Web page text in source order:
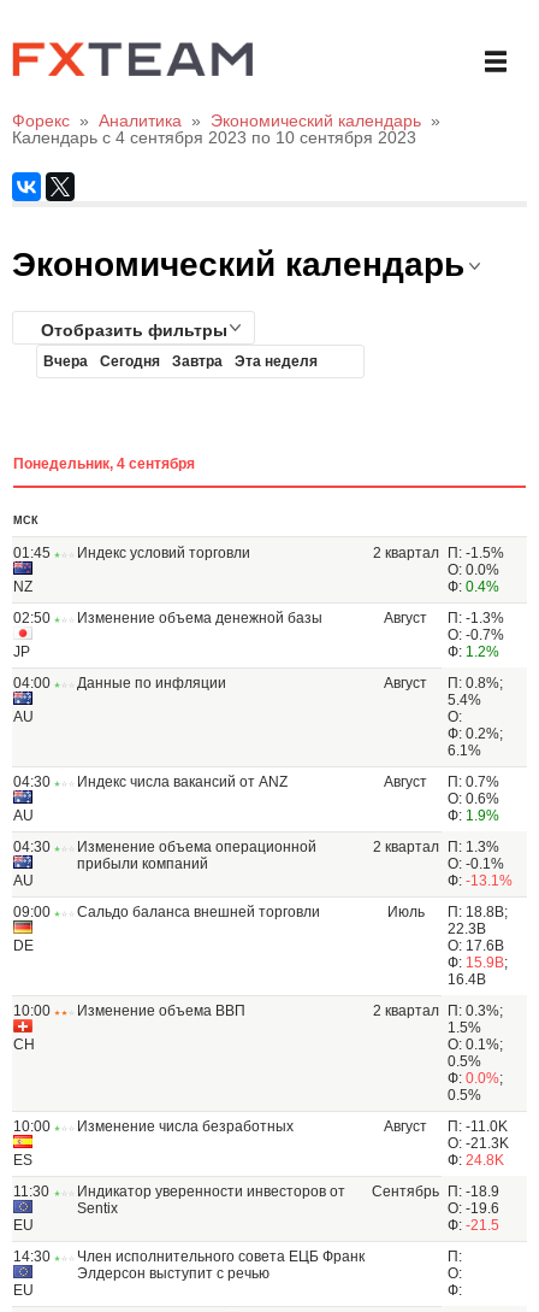
Форекс » Аналитика » Экономический календарь »
Календарь с 4 сентября 2023 по 10 сентября 2023
Экономический календарь
Отобразить фильтры
Вчера Сегодня Завтра Эта неделя
Понедельник, 4 сентября
МСК
01:45
NZ
Индекс условий торговли 2 квартал
П: -1.5%
О: 0.0%
Ф: 0.4%
02:50
JP
Изменение объема денежной базы Август
П: -1.3%
О: -0.7%
Ф: 1.2%
04:00
AU
Данные по инфляции Август
П: 0.8%;
5.4%
О:
Ф: 0.2%;
6.1%
04:30
AU
Индекс числа вакансий от ANZ Август
П: 0.7%
О: 0.6%
Ф: 1.9%
04:30
AU
Изменение объема операционной
прибыли компаний
2 квартал
П: 1.3%
О: -0.1%
Ф: -13.1%
09:00
DE
Сальдо баланса внешней торговли Июль
П: 18.8B;
22.3B
О: 17.6B
Ф: 15.9B;
16.4B
10:00
CH
Изменение объема ВВП 2 квартал
П: 0.3%;
1.5%
О: 0.1%;
0.5%
Ф: 0.0%;
0.5%
10:00
ES
Изменение числа безработных Август
П: -11.0K
О: -21.3K
Ф: 24.8K
11:30
EU
Индикатор уверенности инвесторов от
Sentix
Сентябрь
П: -18.9
О: -19.6
Ф: -21.5
14:30
EU
Член исполнительного совета ЕЦБ Франк
Элдерсон выступит с речью
П:
О:
Ф: